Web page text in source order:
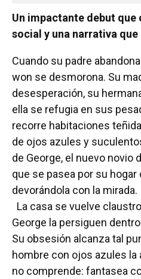
Un impactante debut
social y una narrativa
Cuando su padre
won se desmorona. Su
desesperación, su
ella se refugia en sus
recorre habitaciones
de ojos azules y
de George, el nuevo novio
que se pasea por su hogar
devorándola con la mirada.
La casa se vuelve
George la persiguen
Su obsesión alcanza tal
hombre con ojos azules la
no comprende: fantasea